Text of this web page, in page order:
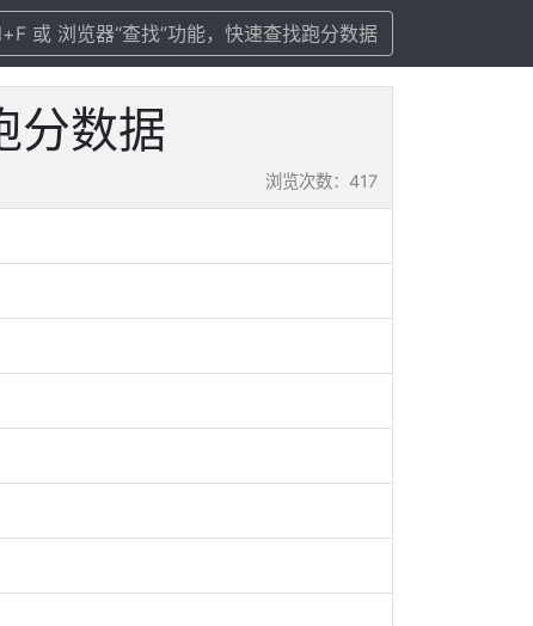
或 浏览器“查找”功能，快速查找跑分数据
分数据
浏览次数：417